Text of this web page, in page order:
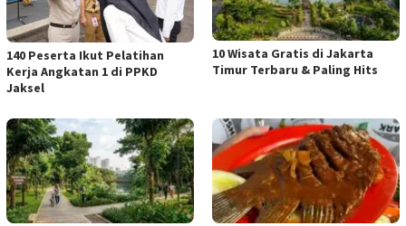
140 Peserta Ikut Pelatihan
Kerja Angkatan 1 di PPKD
Jaksel
10 Wisata Gratis di Jakarta
Timur Terbaru & Paling Hits